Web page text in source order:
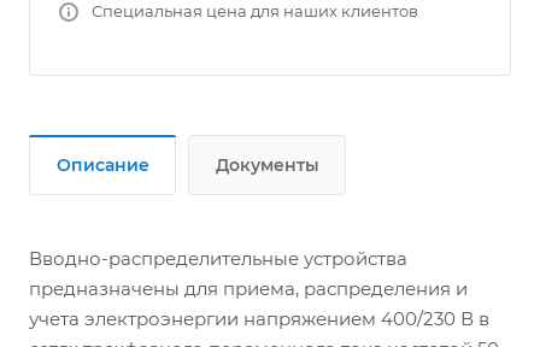
Специальная цена для наших клиентов
Описание Документы
Вводно-распределительные устройства
предназначены для приема, распределения и
учета электроэнергии напряжением 400/230 В в